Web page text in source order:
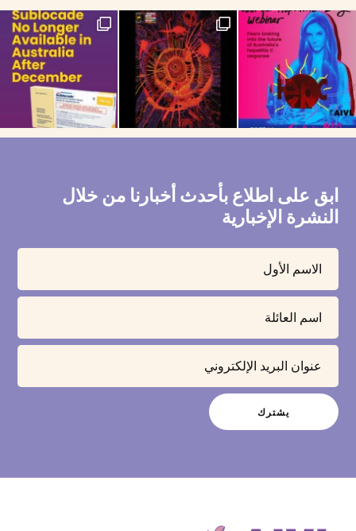
NAIDOC Week
If you are on the Long-Acting Injectable
ابق على اطلاع بأحدث أخبارنا من خلال
النشرة الإخبارية